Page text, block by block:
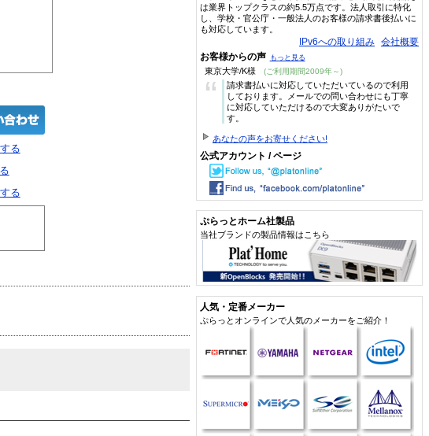
る
る
は業界トップクラスの約5.5万点です。法人取引に特化
し、学校・官公庁・一般法人のお客様の請求書後払いに
も対応しています。
IPv6への取り組み 会社概要
お客様からの声 もっと見る
東京大学/K様 (ご利用期間2009年～)
“
請求書払いに対応していただいているので利用
しております。メールでの問い合わせにも丁寧
に対応していただけるので大変ありがたいで
す。
あなたの声をお寄せください!
公式アカウント / ページ
ぷらっとホーム社製品
当社ブランドの製品情報はこちら
人気・定番メーカー
ぷらっとオンラインで人気のメーカーをご紹介！